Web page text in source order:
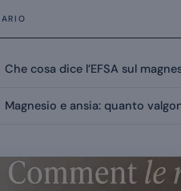
Che cosa dice l’EFSA sul
Magnesio e ansia: quanto